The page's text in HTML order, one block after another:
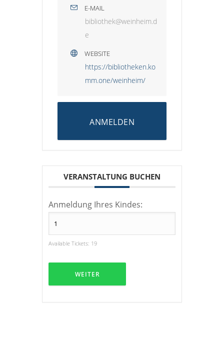
E-MAIL
bibliothek@weinheim.d
e
WEBSITE
https://bibliotheken.ko
mm.one/weinheim/
ANMELDEN
VERANSTALTUNG BUCHEN
Anmeldung Ihres Kindes:
Available Tickets: 19
WEITER